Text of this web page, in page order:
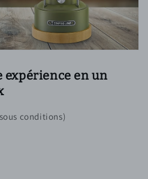
en un
conditions)